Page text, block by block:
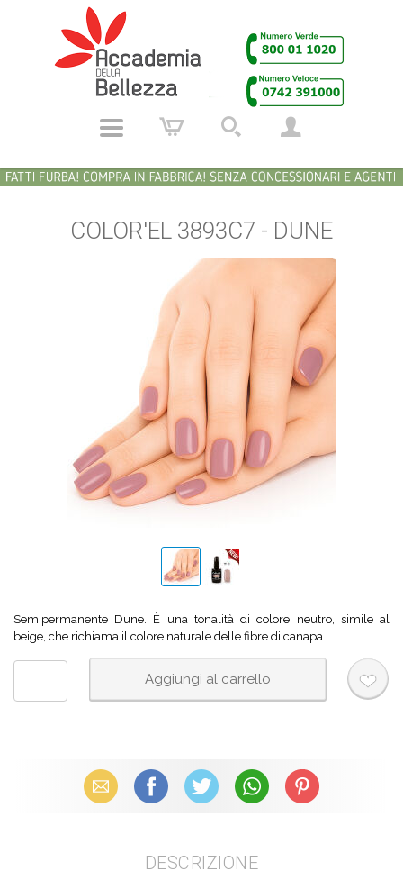
COLOR'EL 3893C7 - DUNE
Semipermanente Dune. È una tonalità di colore neutro, simile al
beige, che richiama il colore naturale delle fibre di canapa.
Email Facebook X (Twitter) WhatsAppPinterest
DESCRIZIONE